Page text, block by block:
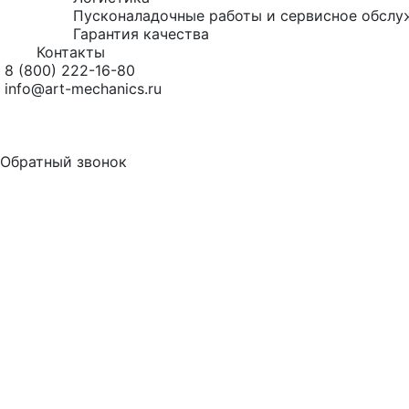
Пусконаладочные работы и сервисное
Гарантия качества
Контакты
8 (800) 222-16-80
info@art-mechanics.ru
Обратный звонок